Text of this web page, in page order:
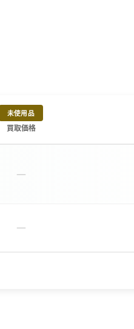
未使用品
買取価格
－
－